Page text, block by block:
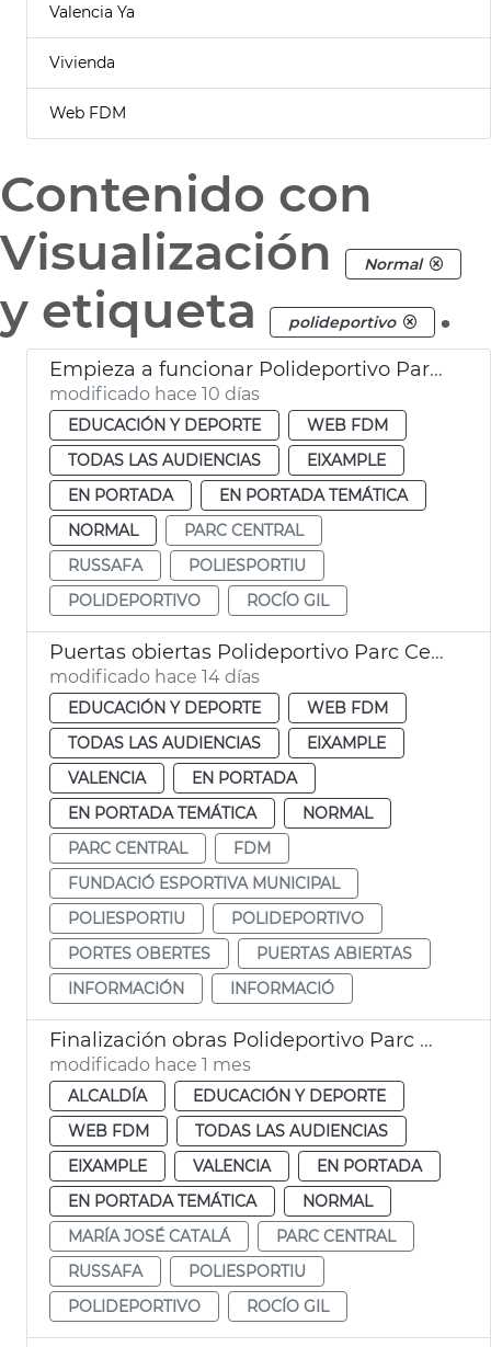
Valencia Ya
Vivienda
Web FDM
Contenido con
Visualización
Normal
y etiqueta polideportivo .
Empieza a funcionar Polideportivo Parc Central València
modificado hace 10 días
EDUCACIÓN Y DEPORTE
WEB FDM
TODAS LAS AUDIENCIAS
EIXAMPLE
EN PORTADA
EN PORTADA TEMÁTICA
NORMAL
PARC CENTRAL
RUSSAFA
POLIESPORTIU
POLIDEPORTIVO
ROCÍO GIL
Puertas obiertas Polideportivo Parc Central
modificado hace 14 días
EDUCACIÓN Y DEPORTE
WEB FDM
TODAS LAS AUDIENCIAS
EIXAMPLE
VALENCIA
EN PORTADA
EN PORTADA TEMÁTICA
NORMAL
PARC CENTRAL
FDM
FUNDACIÓ ESPORTIVA MUNICIPAL
POLIESPORTIU
POLIDEPORTIVO
PORTES OBERTES
PUERTAS ABIERTAS
INFORMACIÓN
INFORMACIÓ
Finalización obras Polideportivo Parc Central València
modificado hace 1 mes
ALCALDÍA
EDUCACIÓN Y DEPORTE
WEB FDM
TODAS LAS AUDIENCIAS
EIXAMPLE
VALENCIA
EN PORTADA
EN PORTADA TEMÁTICA
NORMAL
MARÍA JOSÉ CATALÁ
PARC CENTRAL
RUSSAFA
POLIESPORTIU
POLIDEPORTIVO
ROCÍO GIL